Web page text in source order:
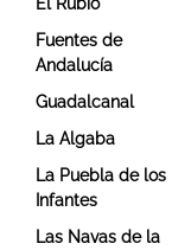
Fuentes de
Andalucía
Guadalcanal
La Algaba
La Puebla de los
Infantes
Las Navas de la